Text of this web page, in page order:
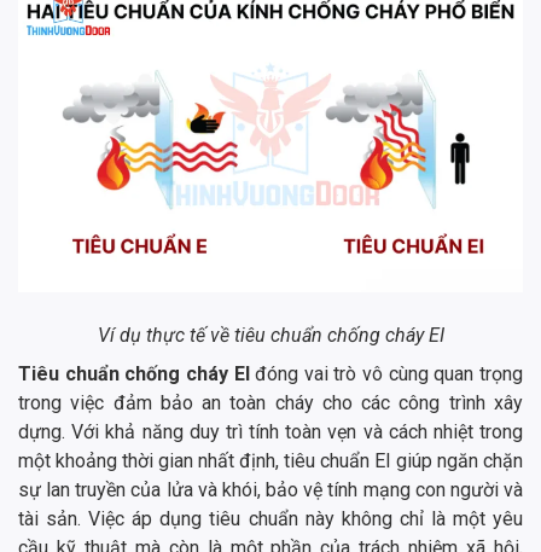
Ví dụ thực tế về tiêu chuẩn chống cháy EI
Tiêu chuẩn chống cháy EIđóng vai trò vô cùng quan trọng
trong việc đảm bảo an toàn cháy cho các công trình xây
dựng. Với khả năng duy trì tính toàn vẹn và cách nhiệt trong
một khoảng thời gian nhất định, tiêu chuẩn EI giúp ngăn chặn
sự lan truyền của lửa và khói, bảo vệ tính mạng con người và
tài sản. Việc áp dụng tiêu chuẩn này không chỉ là một yêu